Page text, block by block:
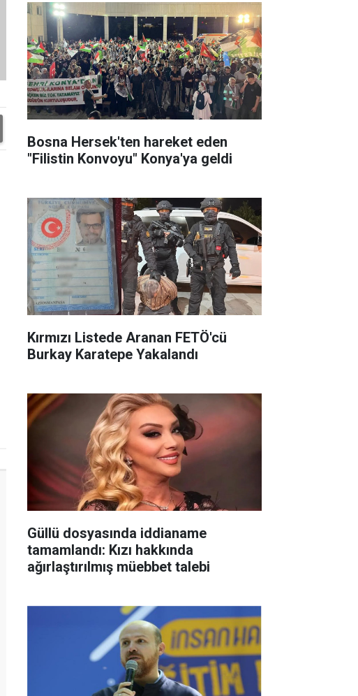
Bosna Hersek'ten hareket eden
"Filistin Konvoyu" Konya'ya geldi
Kırmızı Listede Aranan FETÖ'cü
Burkay Karatepe Yakalandı
Güllü dosyasında iddianame
tamamlandı: Kızı hakkında
ağırlaştırılmış müebbet talebi